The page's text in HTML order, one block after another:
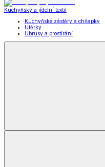
Kuchyňský a jídelní textil
Kuchyňské zástěry a chňapky
Utěrky
Ubrusy a prostírání